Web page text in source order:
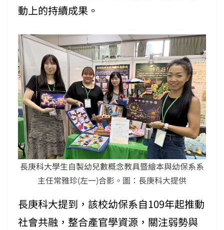
動上的持續成果。
長庚科大學生自製幼兒數概念教具暨繪本與幼保系系
主任常雅珍(左一)合影。圖：長庚科大提供
長庚科大提到，該校幼保系自109年起推動
社會共融，整合產官學資源，關注弱勢與